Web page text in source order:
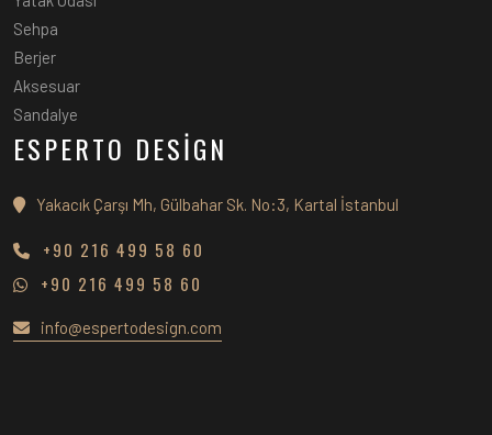
Sehpa
Berjer
Aksesuar
Sandalye
ESPERTO DESİGN
Yakacık Çarşı Mh, Gülbahar Sk. No:3, Kartal İstanbul
+90 216 499 58 60
+90 216 499 58 60
info@espertodesign.com